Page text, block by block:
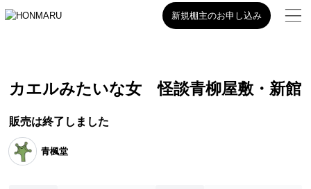
新規棚主のお申し込み
カエルみたいな女 怪談青柳屋敷・新館
販売は終了しました
青楓堂